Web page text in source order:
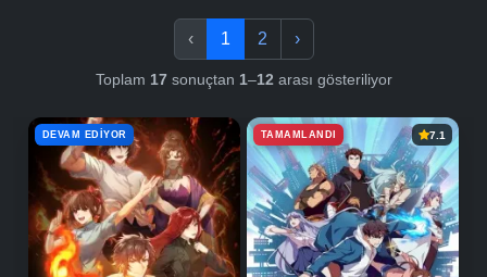
‹ 1 2 ›
Toplam 17sonuçtan 1–12 arası gösteriliyor
DEVAM EDIYOR TAMAMLANDI 7.1